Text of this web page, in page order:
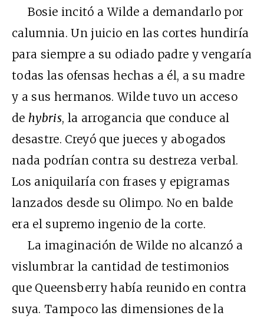
Bosie incitó a Wilde a demandarlo por
calumnia. Un juicio en las cortes hundiría
para siempre a su odiado padre y vengaría
todas las ofensas hechas a él, a su madre
y a sus hermanos. Wilde tuvo un acceso
de hybris, la arrogancia que conduce al
desastre. Creyó que jueces y abogados
nada podrían contra su destreza verbal.
Los aniquilaría con frases y epigramas
lanzados desde su Olimpo. No en balde
era el supremo ingenio de la corte.
La imaginación de Wilde no alcanzó a
vislumbrar la cantidad de testimonios
que Queensberry había reunido en contra
suya. Tampoco las dimensiones de la